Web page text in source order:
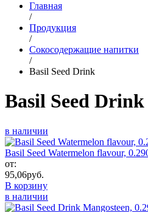
Главная
/
Продукция
/
Сокосодержащие напитки
/
Basil Seed Drink
Basil Seed Drink
в наличии
Basil Seed Watermelon flavour,
от:
95,06руб.
В корзину
в наличии